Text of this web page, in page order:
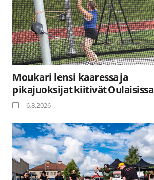
Moukari lensi kaaressa ja
pikajuoksijat kiitivät Oulaisissa
6.8.2026